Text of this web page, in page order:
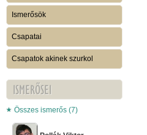
Ismerősök
Csapatai
Csapatok akinek szurkol
ISMERŐSEI
Összes ismerős (7)